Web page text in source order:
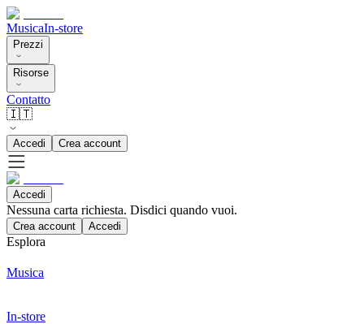
MusicaIn-store
Prezzi
Risorse
Contatto
🇮🇹
Accedi Crea account
Accedi
Nessuna carta richiesta. Disdici quando vuoi.
Crea account Accedi
Esplora
Musica
In-store